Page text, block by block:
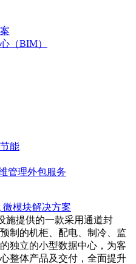
（BIM）
能
管理外包服务
微模块解决方案
施提供的一款采用通道封
制的机柜、配电、制冷、监
独立的小型数据中心，为客
整体产品及交付，全面提升